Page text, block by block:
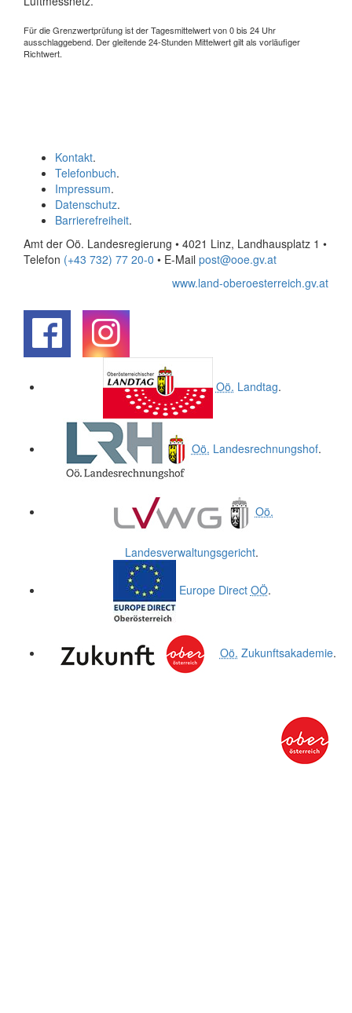
Für die Grenzwertprüfung ist der Tagesmittelwert von 0 bis 24 Uhr
ausschlaggebend. Der gleitende 24-Stunden Mittelwert gilt als vorläufiger
Richtwert.
Kontakt.
Telefonbuch.
Impressum.
Datenschutz.
Barrierefreiheit.
Amt der Oö. Landesregierung • 4021 Linz, Landhausplatz 1 •
Telefon (+43 732) 77 20-0 • E-Mail post@ooe.gv.at
www.land-oberoesterreich.gv.at
Oö. Landtag.
Oö. Landesrechnungshof.
Oö.
Landesverwaltungsgericht.
Europe Direct OÖ.
Oö. Zukunftsakademie.